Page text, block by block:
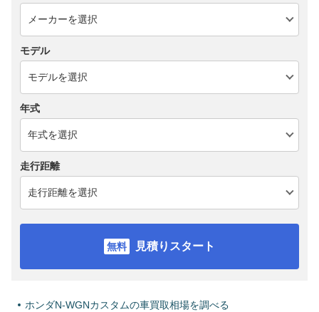
モデル
年式
走行距離
見積りスタート
ホンダN-WGNカスタムの車買取相場を調べる